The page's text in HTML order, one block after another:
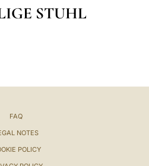
STUHL
FAQ
NOTES
POLICY